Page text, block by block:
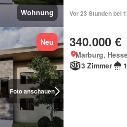
Wohnung Vor 23 Stunden bei
Foto anschauen
Neu 340.000 €
Marburg,
3 Zimmer